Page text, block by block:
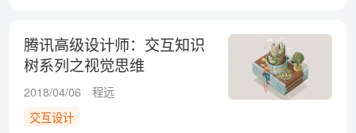
腾讯高级设计师：交互知识
树系列之视觉思维
2018/04/06
程远
交互设计